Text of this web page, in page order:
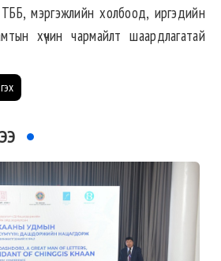
ТББ, мэргэжлийн холбоод, иргэдийн
хүчин чармайлт шаардлагатай